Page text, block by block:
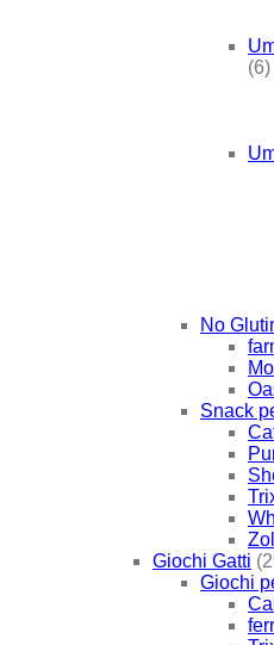
(6)
No
Snack
Giochi Gatti
Giochi